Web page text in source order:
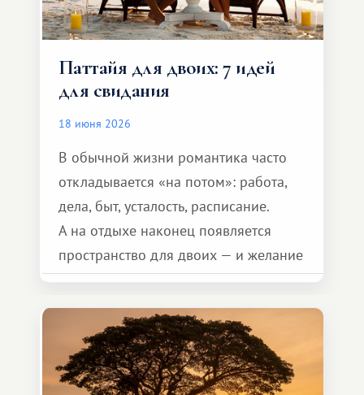
Паттайя для двоих: 7 идей
для свидания
18 июня 2026
В обычной жизни романтика часто
откладывается «на потом»: работа,
дела, быт, усталость, расписание.
А на отдыхе наконец появляется
пространство для двоих — и желание
сделать для близкого человека что-то
особенное. Не обязательно
масштабное, но тёплое
и запоминающееся :)